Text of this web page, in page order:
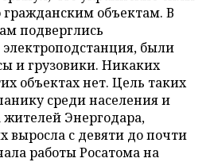
объектам. В
подверглись
были
и грузовики. Никаких
объектах нет. Цель таких
среди населения и
жителей Энергодара,
выросла с девяти до почти
работы Росатома на